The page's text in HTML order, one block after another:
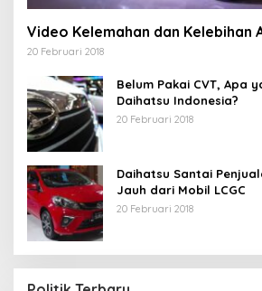
Video Kelemahan dan Kelebihan
20 Februari 2018
Belum Pakai CVT, Apa
Daihatsu Indonesia?
20 Februari 2018
Daihatsu Santai
Jauh dari Mobil LCGC
20 Februari 2018